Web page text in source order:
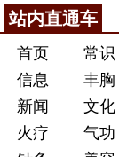
站内直通车
首页 常识
信息
丰胸
新闻
文化
火疗
气功